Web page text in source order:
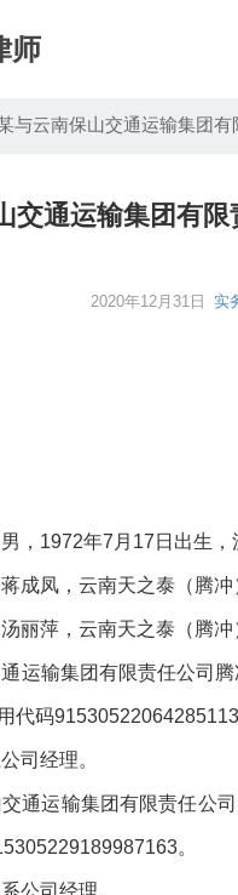
师
与云南保山交通运输集团
交通运输集团有
2020年12月31日 实
，1972年7月17日出生，
成凤，云南天之泰（腾
丽萍，云南天之泰（腾
运输集团有限责任公司
代码
司经理。
通运输集团有限责任公
。